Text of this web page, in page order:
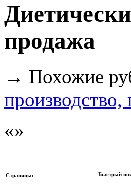
продажа
→ Похожие
Страницы: Быстрый